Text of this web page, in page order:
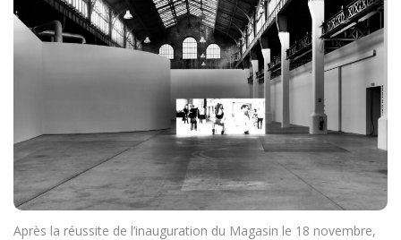
Après la réussite de l’inauguration du Magasin le 18 novembre,